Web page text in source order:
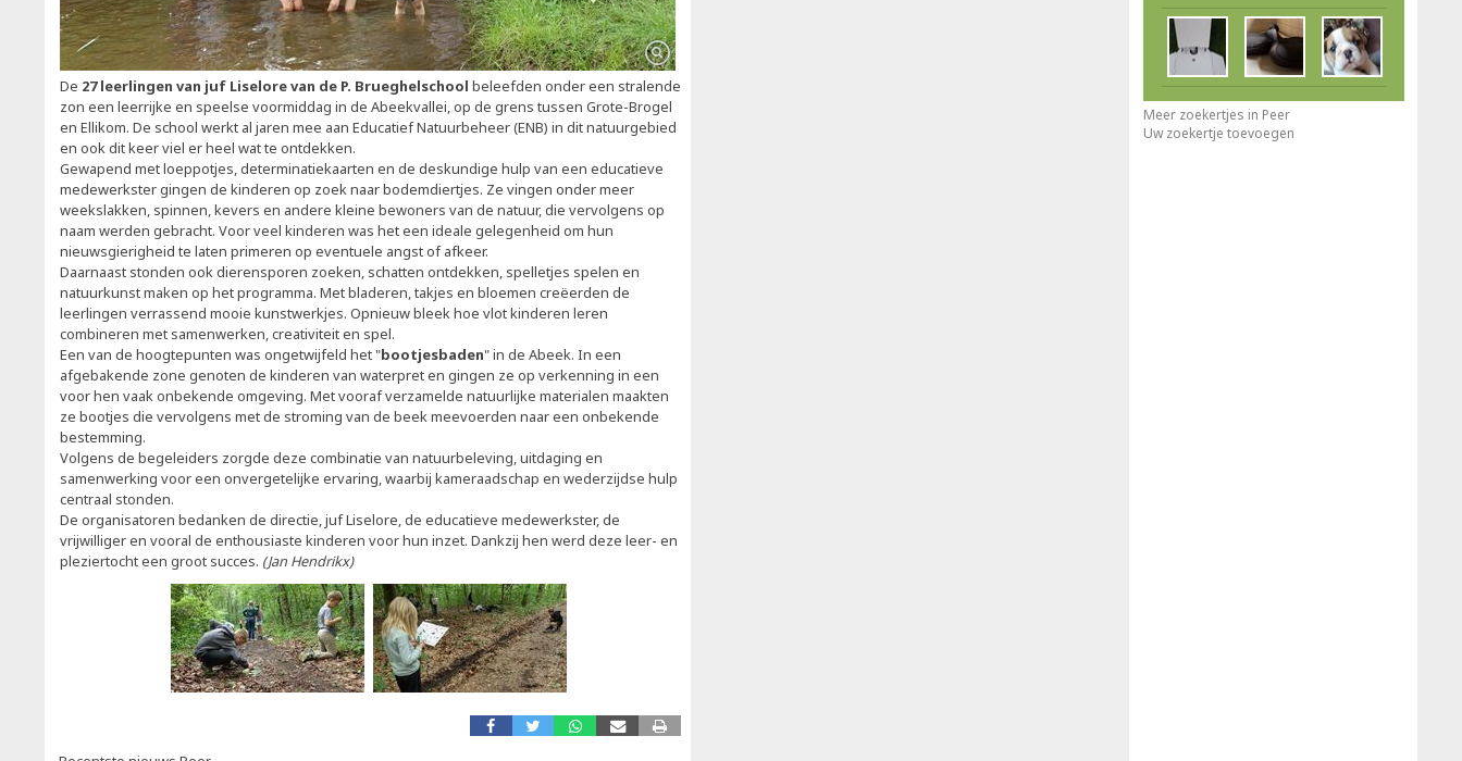
De 27 leerlingen van juf Liselore van de P. Brueghelschool beleefden onder een stralende
zon een leerrijke en speelse voormiddag in de Abeekvallei, op de grens tussen Grote-Brogel
en Ellikom. De school werkt al jaren mee aan Educatief Natuurbeheer (ENB) in dit natuurgebied
en ook dit keer viel er heel wat te ontdekken.
Gewapend met loeppotjes, determinatiekaarten en de deskundige hulp van een educatieve
medewerkster gingen de kinderen op zoek naar bodemdiertjes. Ze vingen onder meer
weekslakken, spinnen, kevers en andere kleine bewoners van de natuur, die vervolgens op
naam werden gebracht. Voor veel kinderen was het een ideale gelegenheid om hun
nieuwsgierigheid te laten primeren op eventuele angst of afkeer.
Daarnaast stonden ook dierensporen zoeken, schatten ontdekken, spelletjes spelen en
natuurkunst maken op het programma. Met bladeren, takjes en bloemen creëerden de
leerlingen verrassend mooie kunstwerkjes. Opnieuw bleek hoe vlot kinderen leren
combineren met samenwerken, creativiteit en spel.
Een van de hoogtepunten was ongetwijfeld het "bootjesbaden" in de Abeek. In een
afgebakende zone genoten de kinderen van waterpret en gingen ze op verkenning in een
voor hen vaak onbekende omgeving. Met vooraf verzamelde natuurlijke materialen maakten
ze bootjes die vervolgens met de stroming van de beek meevoerden naar een onbekende
bestemming.
Volgens de begeleiders zorgde deze combinatie van natuurbeleving, uitdaging en
samenwerking voor een onvergetelijke ervaring, waarbij kameraadschap en wederzijdse hulp
centraal stonden.
De organisatoren bedanken de directie, juf Liselore, de educatieve medewerkster, de
vrijwilliger en vooral de enthousiaste kinderen voor hun inzet. Dankzij hen werd deze leer- en
pleziertocht een groot succes. (Jan Hendrikx)
Meer zoekertjes in Peer
Uw zoekertje toevoegen